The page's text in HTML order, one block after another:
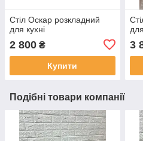
Стіл Оскар розкладний
для кухні
2 800 ₴
Купити
3
Подібні товари компанії